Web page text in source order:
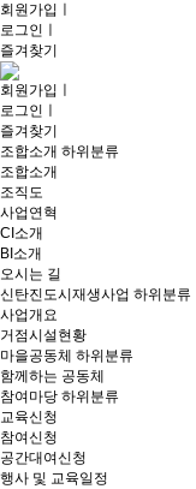
회원가입
로그인
즐겨찾기
회원가입
로그인
즐겨찾기
조합소개 하위분류
조합소개
조직도
사업연혁
CI소개
BI소개
오시는 길
신탄진도시재생사업 하위분류
사업개요
거점시설현황
마을공동체 하위분류
함께하는 공동체
참여마당 하위분류
교육신청
참여신청
공간대여신청
행사 및 교육일정